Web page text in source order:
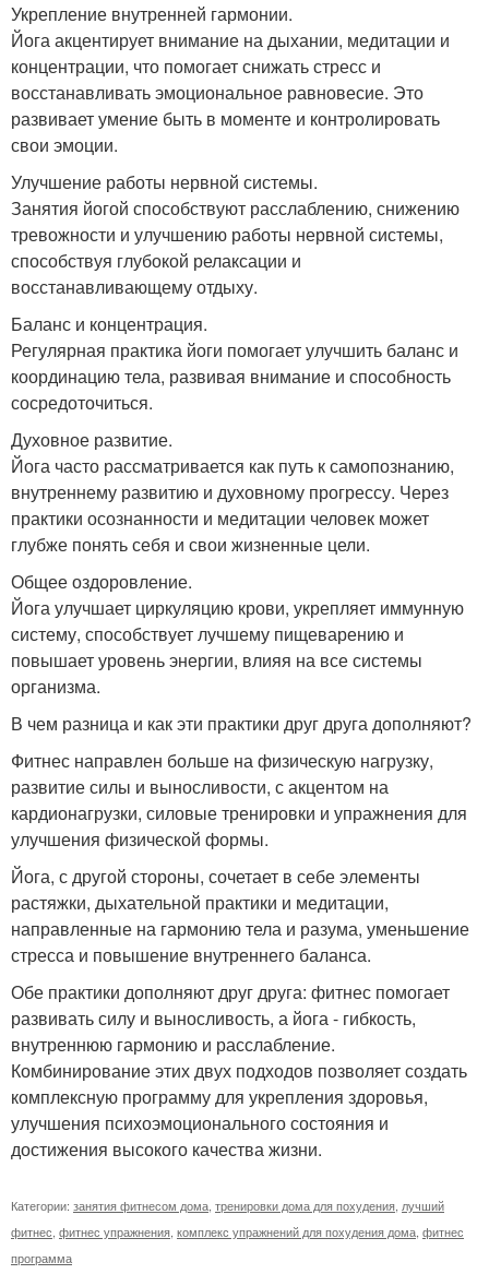
Укрепление внутренней гармонии.
Йога акцентирует внимание на дыхании, медитации и
концентрации, что помогает снижать стресс и
восстанавливать эмоциональное равновесие. Это
развивает умение быть в моменте и контролировать
свои эмоции.
Улучшение работы нервной системы.
Занятия йогой способствуют расслаблению, снижению
тревожности и улучшению работы нервной системы,
способствуя глубокой релаксации и
восстанавливающему отдыху.
Баланс и концентрация.
Регулярная практика йоги помогает улучшить баланс и
координацию тела, развивая внимание и способность
сосредоточиться.
Духовное развитие.
Йога часто рассматривается как путь к самопознанию,
внутреннему развитию и духовному прогрессу. Через
практики осознанности и медитации человек может
глубже понять себя и свои жизненные цели.
Общее оздоровление.
Йога улучшает циркуляцию крови, укрепляет иммунную
систему, способствует лучшему пищеварению и
повышает уровень энергии, влияя на все системы
организма.
В чем разница и как эти практики друг друга дополняют?
Фитнес направлен больше на физическую нагрузку,
развитие силы и выносливости, с акцентом на
кардионагрузки, силовые тренировки и упражнения для
улучшения физической формы.
Йога, с другой стороны, сочетает в себе элементы
растяжки, дыхательной практики и медитации,
направленные на гармонию тела и разума, уменьшение
стресса и повышение внутреннего баланса.
Обе практики дополняют друг друга: фитнес помогает
развивать силу и выносливость, а йога - гибкость,
внутреннюю гармонию и расслабление.
Комбинирование этих двух подходов позволяет создать
комплексную программу для укрепления здоровья,
улучшения психоэмоционального состояния и
достижения высокого качества жизни.
Категории: занятия фитнесом дома тренировки дома для похудения лучший
фитнес фитнес упражнения комплекс упражнений для похудения дома фитнес
программа